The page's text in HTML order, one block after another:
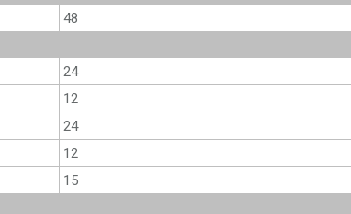
48
24
12
24
12
15